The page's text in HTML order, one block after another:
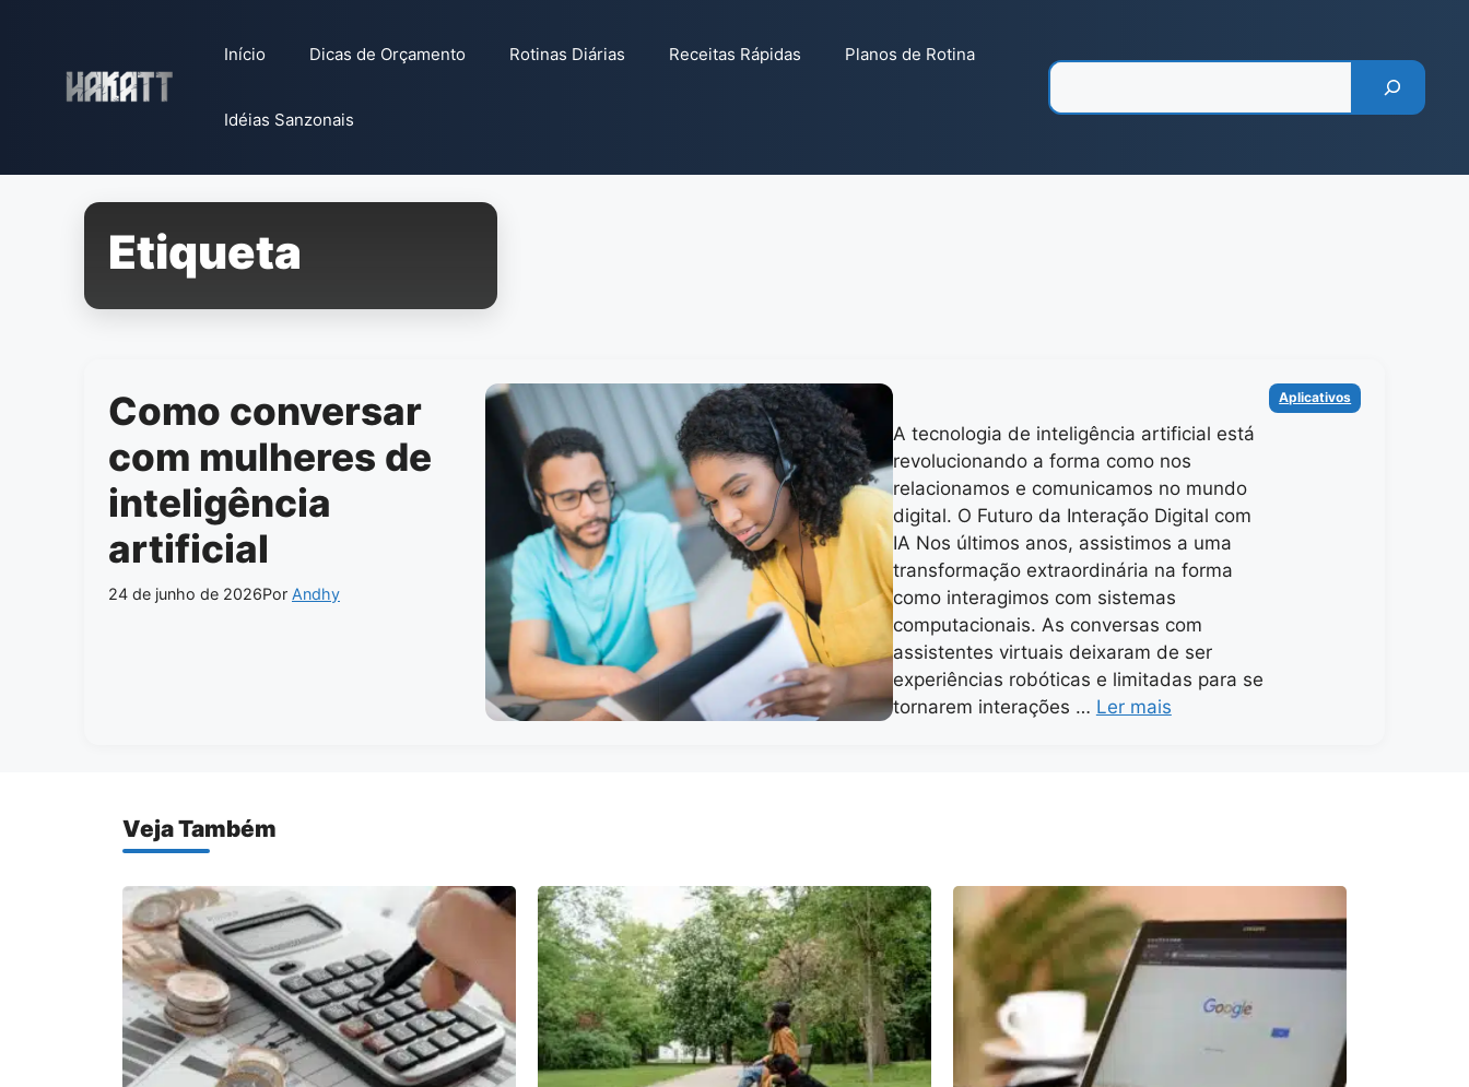
conteúdo
Início Dicas de Orçamento Rotinas Diárias Receitas Rápidas Planos de Rotina
Idéias Sanzonais
Etiqueta
Como conversar
com mulheres de
inteligência
artificial
24 de junho de 2026Por Andhy
A tecnologia de inteligência artificial está
revolucionando a forma como nos
relacionamos e comunicamos no mundo
digital. O Futuro da Interação Digital com
IA Nos últimos anos, assistimos a uma
transformação extraordinária na forma
como interagimos com sistemas
computacionais. As conversas com
assistentes virtuais deixaram de ser
experiências robóticas e limitadas para se
tornarem interações … Ler mais
Categorias
Aplicativos
Veja Também